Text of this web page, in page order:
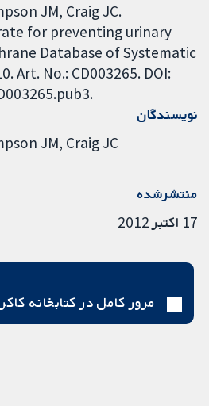
JM, Craig JC.
for preventing urinary
Database of Systematic
Art. No.: CD003265. DOI:
نویسندگان
JM Craig JC
منتشرشده
17 اکتبر 2012
مرور کامل در کتابخانه